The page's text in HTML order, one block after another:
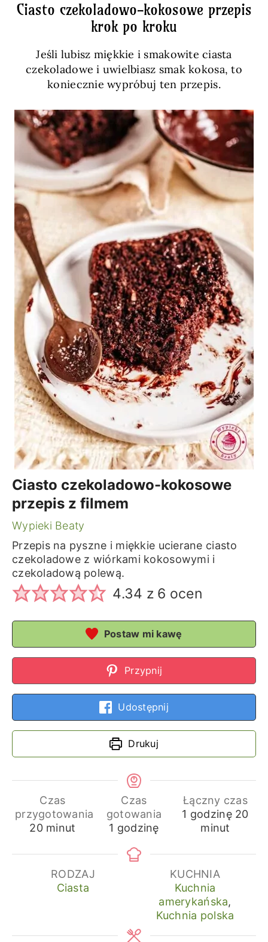
Ciasto czekoladowo-kokosowe przepis
krok po kroku
Jeśli lubisz miękkie i smakowite ciasta
czekoladowe i uwielbiasz smak kokosa, to
koniecznie wypróbuj ten przepis.
Ciasto czekoladowo-kokosowe
przepis z filmem
Wypieki Beaty
Przepis na pyszne i miękkie ucierane ciasto
czekoladowe z wiórkami kokosowymi i
czekoladową polewą.
4.34 z 6 ocen
Postaw mi kawę
Przypnij
Udostępnij
Drukuj
Czas
przygotowania
20minuty
minut
Czas
gotowania
1 godzina
godzinę
Łączny czas
1 godzina
godzinę 20
minut
RODZAJ
Ciasta
KUCHNIA
Kuchnia
amerykańska,
Kuchnia polska